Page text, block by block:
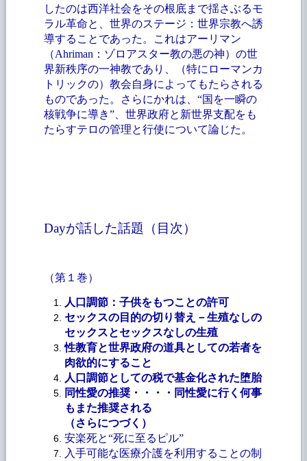
したのは西洋社会をその根底まで揺さぶるモ
ラル革命と、世界のステージ：世界宗教へ誘
導することであった。これはアーリマン
（Ahriman：ゾロアスター教の悪の神）の世
界新秩序の一神教であり、（特にローマンカ
トリックの）教会自身によってもたらされる
ものであった。さらにかれは、“国を一瞬の
核戦争に導き”、世界政府と新世界支配をも
たらすテロの管理と行使について論じた。
Dayが話した話題（目次）
（第１巻）
人口調節：子供をもつことの許可
セックスの目的の切り替え－生殖なしの
セックスとセックスなしの生殖
性教育と世界政府の道具としての若者を
肉欲的にすること
人口調節としての税で基金化された堕胎
同性愛の推奨・・・・同性愛に行く何事
もまた推奨される
（さらにつづく）
安楽死と“死に至るピル”
入手可能な医療介護を利用することの制